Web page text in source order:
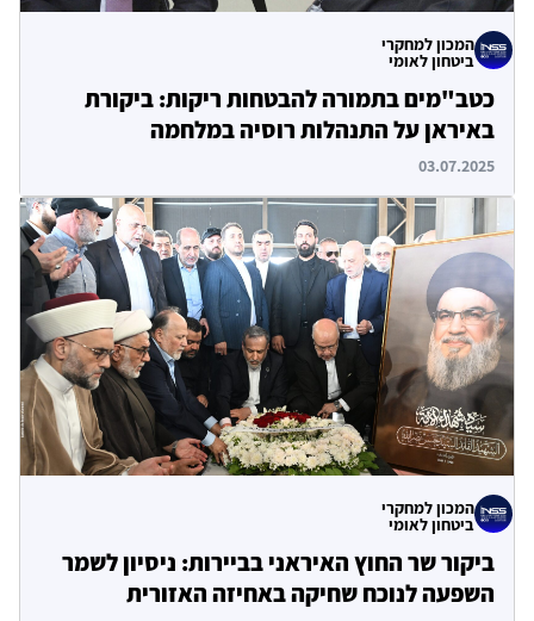
המכון למחקרי
ביטחון לאומי
כטב"מים בתמורה להבטחות ריקות: ביקורת
באיראן על התנהלות רוסיה במלחמה
03.07.2025
המכון למחקרי
ביטחון לאומי
ביקור שר החוץ האיראני בביירות: ניסיון לשמר
השפעה לנוכח שחיקה באחיזה האזורית